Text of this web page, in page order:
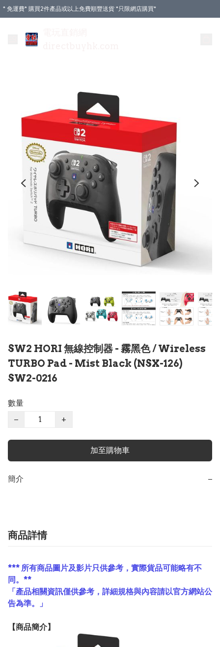
* 免運費* 購買2件產品或以上免費順豐送貨 *只限網店購買*
SW2 HORI 無線控制器 - 霧黑色 / Wireless
TURBO Pad - Mist Black (NSX-126)
SW2-0216
數量
−
+
加至購物車
簡介 −
商品詳情
*** 所有商品圖片及影片只供參考，實際貨品可能略有不
同。**
「產品相關資訊僅供參考，詳細規格與內容請以官方網站公
告為準。」
【商品簡介】